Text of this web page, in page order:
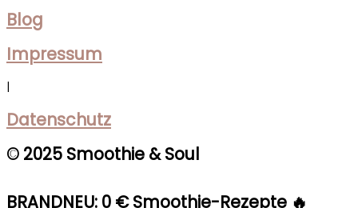
Blog
Impressum
|
Datenschutz
© 2025 Smoothie & Soul
BRANDNEU: 0 € Smoothie-Rezepte 🔥